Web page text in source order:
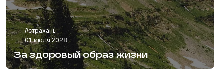
Астрахань
01 июля 2028
За здоровый образ жизни